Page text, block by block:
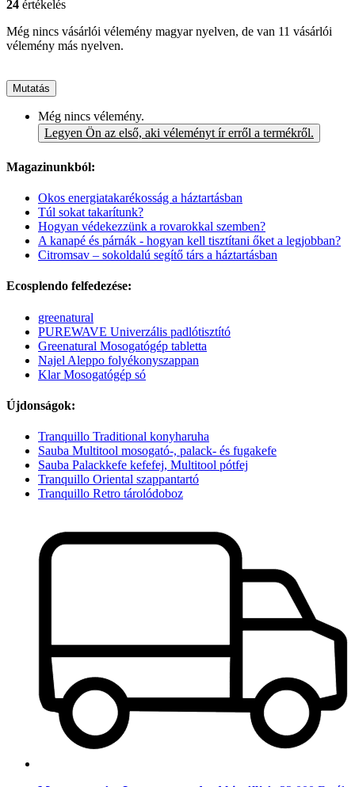
24 értékelés
Még nincs vásárlói vélemény magyar nyelven, de van 11 vásárlói
vélemény más nyelven.
Mutatás
Még nincs vélemény.
Legyen Ön az első, aki véleményt ír erről a termékről.
Magazinunkból:
Okos energiatakarékosság a háztartásban
Túl sokat takarítunk?
Hogyan védekezzünk a rovarokkal szemben?
A kanapé és párnák - hogyan kell tisztítani őket a legjobban?
Citromsav – sokoldalú segítő társ a háztartásban
Ecosplendo felfedezése:
greenatural
PUREWAVE Univerzális padlótisztító
Greenatural Mosogatógép tabletta
Najel Aleppo folyékonyszappan
Klar Mosogatógép só
Újdonságok:
Tranquillo Traditional konyharuha
Sauba Multitool mosogató-, palack- és fugakefe
Sauba Palackkefe kefefej, Multitool pótfej
Tranquillo Oriental szappantartó
Tranquillo Retro tárolódoboz